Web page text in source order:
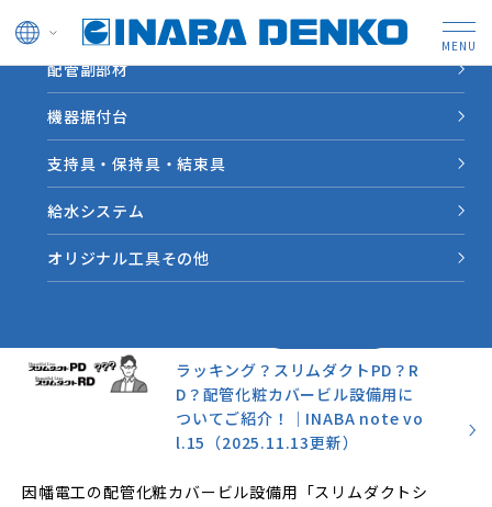
ドレン管
配管副部材
機器据付台
支持具・保持具・結束具
給水システム
オリジナル工具その他
HOME INABA note
業界情報やソリューション
事例など因幡電工からの情
報をお届けします。
ラッキング？スリムダクトPD？R
D？配管化粧カバービル設備用に
ついてご紹介！｜INABA note vo
l.15（2025.11.13更新）
因幡電工の配管化粧カバービル設備用「スリムダクトシ